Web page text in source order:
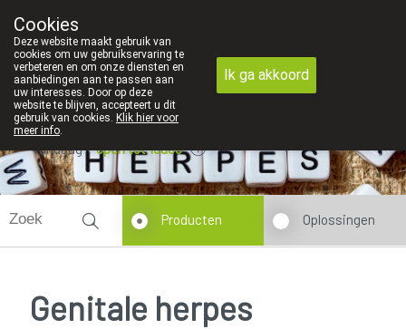
We vinden persoonlijk contact in de apotheek zeer belangrijk,
02/5135502
Vandaag open tot 19u00
Producten Oplossingen
Genitale herpes
Cookies
Deze website maakt gebruik van
cookies om uw gebruikservaring te
verbeteren en om onze diensten en
aanbiedingen aan te passen aan
uw interesses. Door op deze
website te blijven, accepteert u dit
gebruik van cookies. Klik hier voor
meer info.
Ik ga akkoord